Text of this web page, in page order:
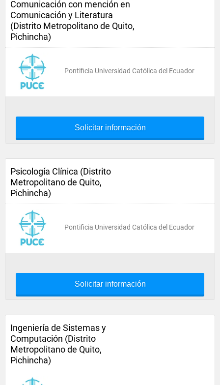
Comunicación con mención en
Comunicación y Literatura
(Distrito Metropolitano de Quito,
Pichincha)
Pontificia Universidad Católica del Ecuador
Solicitar información
Psicología Clínica (Distrito
Metropolitano de Quito,
Pichincha)
Pontificia Universidad Católica del Ecuador
Solicitar información
Ingeniería de Sistemas y
Computación (Distrito
Metropolitano de Quito,
Pichincha)